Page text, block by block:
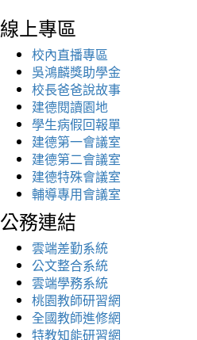
線上專區
校內直播專區
吳鴻麟獎助學金
校長爸爸說故事
建德閱讀園地
學生病假回報單
建德第一會議室
建德第二會議室
建德特殊會議室
輔導專用會議室
公務連結
雲端差勤系統
公文整合系統
雲端學務系統
桃園教師研習網
全國教師進修網
特教知能研習網